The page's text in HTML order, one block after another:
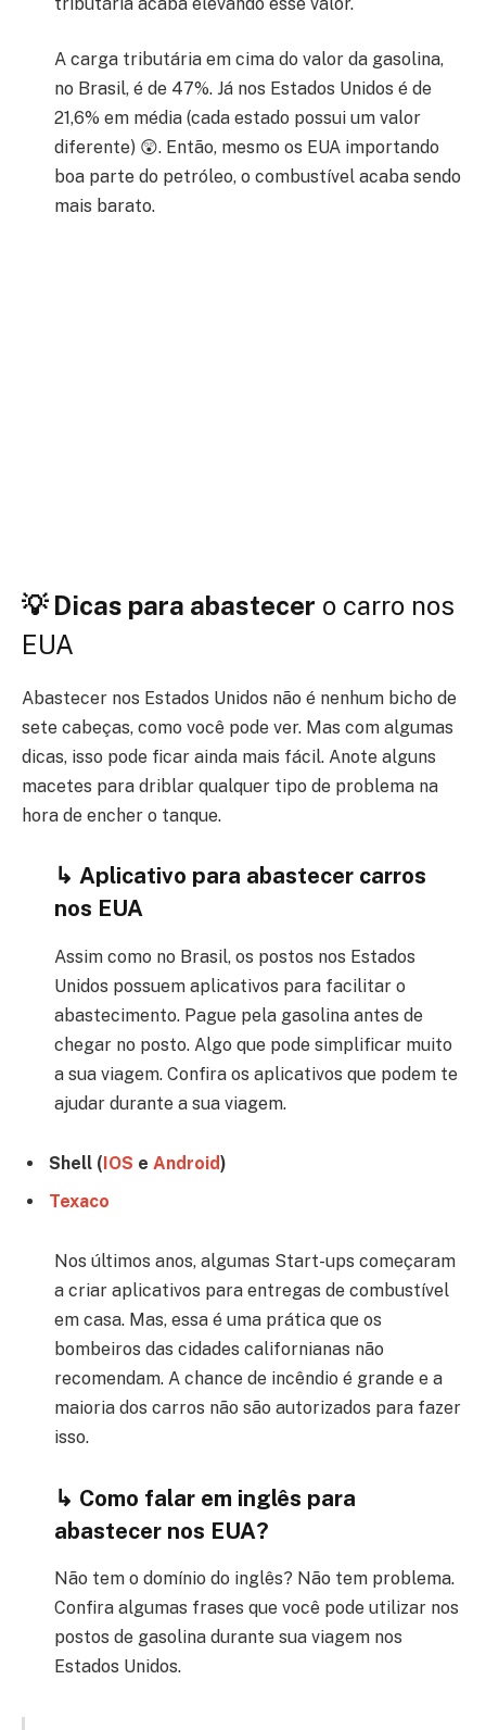
A carga tributária em cima do valor da gasolina,
no Brasil, é de 47%. Já nos Estados Unidos é de
21,6% em média (cada estado possui um valor
diferente) 😲. Então, mesmo os EUA importando
boa parte do petróleo, o combustível acaba sendo
mais barato.
💡 Dicas para abastecer o carro nos
EUA
Abastecer nos Estados Unidos não é nenhum bicho de
sete cabeças, como você pode ver. Mas com algumas
dicas, isso pode ficar ainda mais fácil. Anote alguns
macetes para driblar qualquer tipo de problema na
hora de encher o tanque.
↳ Aplicativo para abastecer carros
nos EUA
Assim como no Brasil, os postos nos Estados
Unidos possuem aplicativos para facilitar o
abastecimento. Pague pela gasolina antes de
chegar no posto. Algo que pode simplificar muito
a sua viagem. Confira os aplicativos que podem te
ajudar durante a sua viagem.
Shell ( IOS e Android)
Texaco
Nos últimos anos, algumas Start-ups começaram
a criar aplicativos para entregas de combustível
em casa. Mas, essa é uma prática que os
bombeiros das cidades californianas não
recomendam. A chance de incêndio é grande e a
maioria dos carros não são autorizados para fazer
isso.
↳ Como falar em inglês para
abastecer nos EUA?
Não tem o domínio do inglês? Não tem problema.
Confira algumas frases que você pode utilizar nos
postos de gasolina durante sua viagem nos
Estados Unidos.